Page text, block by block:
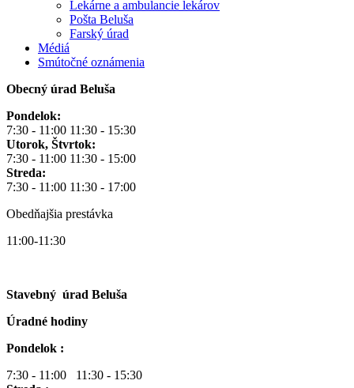
Lekárne a ambulancie lekárov
Pošta Beluša
Farský úrad
Médiá
Smútočné oznámenia
Obecný úrad Beluša
Pondelok:
7:30 - 11:00 11:30 - 15:30
Utorok, Štvrtok:
7:30 - 11:00 11:30 - 15:00
Streda:
7:30 - 11:00 11:30 - 17:00
Obedňajšia prestávka
11:00-11:30
Stavebný úrad Beluša
Úradné hodiny
Pondelok :
7:30 - 11:00 11:30 - 15:30